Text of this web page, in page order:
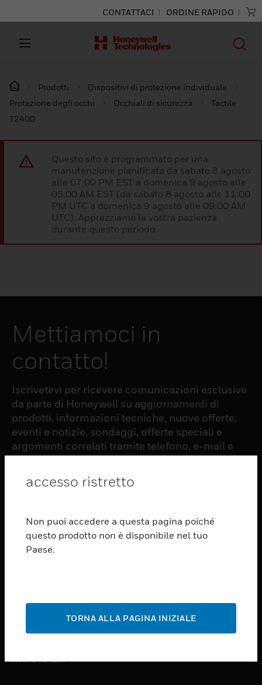
CONTATTACI ORDINE RAPIDO
Prodotti
Dispositivi di protezione individuale
Protezione degli occhi
Occhiali di sicurezza
Tactile
T2400
Questo sito è programmato per una
manutenzione pianificata da sabato 8 agosto
alle 07:00 PM EST a domenica 9 agosto alle
05:00 AM EST (da sabato 8 agosto alle 11:00
PM UTC a domenica 9 agosto alle 09:00 AM
UTC). Apprezziamo la vostra pazienza
durante questo periodo.
Mettiamoci in
contatto!
Iscrivetevi per ricevere comunicazioni esclusive
da parte di Honeywell su aggiornamenti di
prodotti, informazioni tecniche, nuove offerte,
eventi e notizie, sondaggi, offerte speciali e
argomenti correlati tramite telefono, e-mail e
PRODUCTS
toggle view
ASSISTENZA
accesso ristretto
Non puoi accedere a questa pagina poiché
questo prodotto non è disponibile nel tuo
Paese.
TORNA ALLA PAGINA INIZIALE